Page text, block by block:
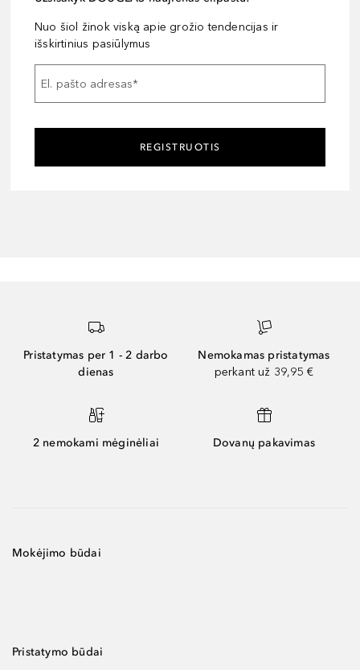
Nuo šiol žinok viską apie grožio tendencijas ir
išskirtinius pasiūlymus
El. pašto adresas*
REGISTRUOTIS
Pristatymas per 1 - 2 darbo
dienas
Nemokamas pristatymas
perkant už 39,95 €
2 nemokami mėginėliai Dovanų pakavimas
Mokėjimo būdai
Pristatymo būdai